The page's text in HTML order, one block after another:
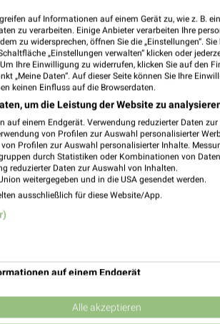
Angebote in Dorfen
Angebote in Altötting
auf Informationen auf einem Gerät zu, wie z. B.
zu verarbeiten. Einige Anbieter verarbeiten Ihre
zu widersprechen, öffnen Sie die „Einstellungen“.
„Einstellungen verwalten“ klicken oder
Ihre Einwilligung zu widerrufen, klicken Sie auf den
„Meine Daten“. Auf dieser Seite können Sie Ihre
keinen Einfluss auf die Browserdaten.
um die Leistung der Website zu
einem Endgerät. Verwendung reduzierter Daten
von Profilen zur Auswahl personalisierter
Profilen zur Auswahl personalisierter Inhalte.
durch Statistiken oder Kombinationen von
reduzierter Daten zur Auswahl von Inhalten.
weitergegeben und in die USA gesendet werden.
ausschließlich für diese Website/App.
auf einem Endgerät
von Werbeanzeigen
Alle akzeptieren